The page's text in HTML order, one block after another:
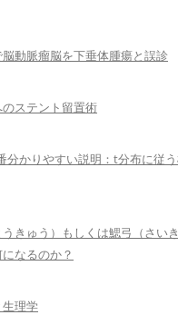
動脈瘤脳を下垂体腫瘍と誤診
ステント留置術
分かりやすい説明：t分布に従
きゅう）もしくは鰓弓（さい
なるのか？
理学